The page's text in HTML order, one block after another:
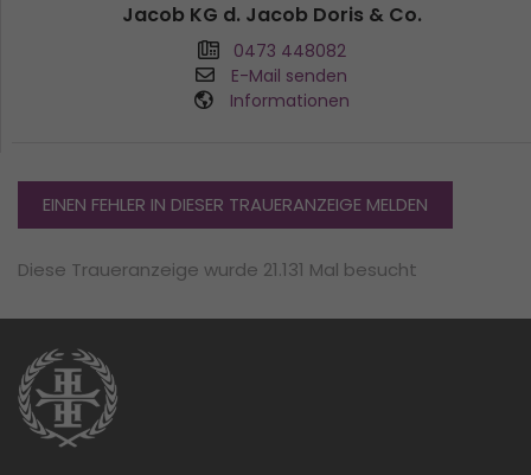
Jacob KG d. Jacob Doris & Co.
0473 448082
E-Mail senden
Informationen
EINEN FEHLER IN DIESER TRAUERANZEIGE MELDEN
Diese Traueranzeige wurde 21.131 Mal besucht